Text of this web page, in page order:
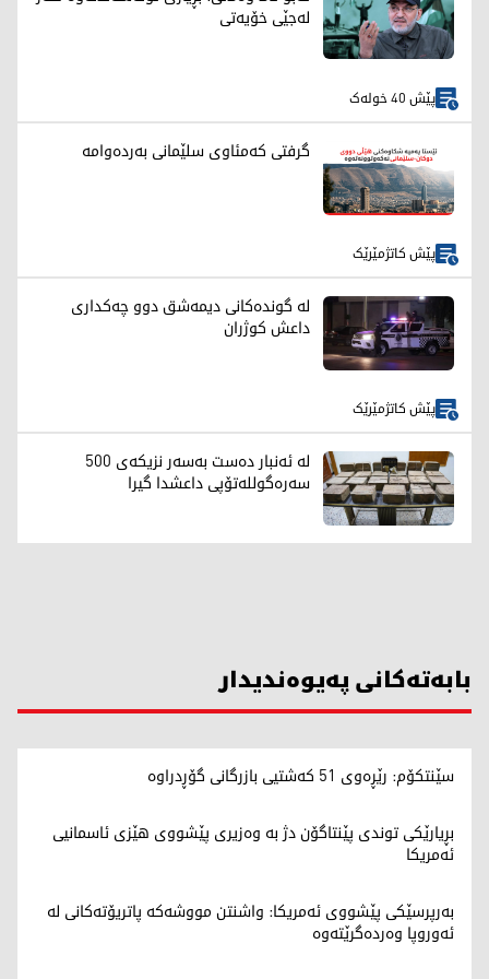
لەجێی خۆیەتی
پێش 40 خولەک
گرفتی کەمئاوی سلێمانی بەردەوامە
پێش کاتژمێرێک
لە گوندەکانی دیمەشق دوو چەکداری
داعش کوژران
پێش کاتژمێرێک
لە ئەنبار دەست بەسەر نزیکەی 500
سەرەگوللەتۆپی داعشدا گیرا
بابەتەکانی پەیوەندیدار
سێنتکۆم: رێڕەوی 51 کەشتیی بازرگانی گۆڕدراوە
بڕیارێکی توندی پێنتاگۆن دژ بە وەزیری پێشووی هێزی ئاسمانیی
ئەمریکا
بەرپرسێکی پێشووی ئەمریکا: واشنتن مووشەکە پاتریۆتەکانی لە
ئەوروپا وەردەگرێتەوە